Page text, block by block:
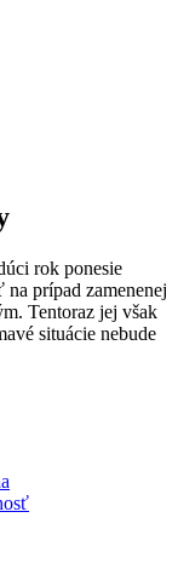
rok ponesie
na prípad zamenenej
Tentoraz jej však
situácie nebude